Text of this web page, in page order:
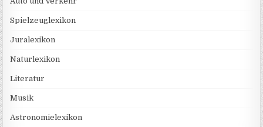
Spielzeuglexikon
Juralexikon
Naturlexikon
Literatur
Musik
Astronomielexikon